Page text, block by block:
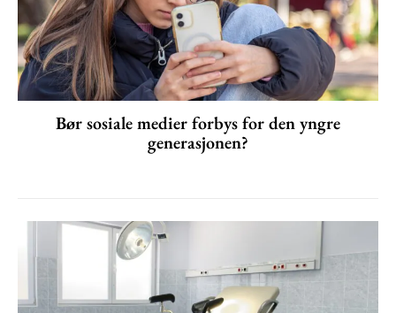
Bør sosiale medier forbys for den yngre
generasjonen?